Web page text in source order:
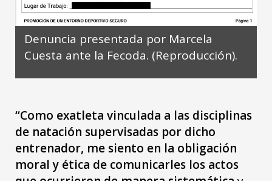
Denuncia presentada por Marcela
Cuesta ante la Fecoda. (Reproducción).
“Como exatleta vinculada a las disciplinas
de natación supervisadas por dicho
entrenador, me siento en la obligación
moral y ética de comunicarles los actos